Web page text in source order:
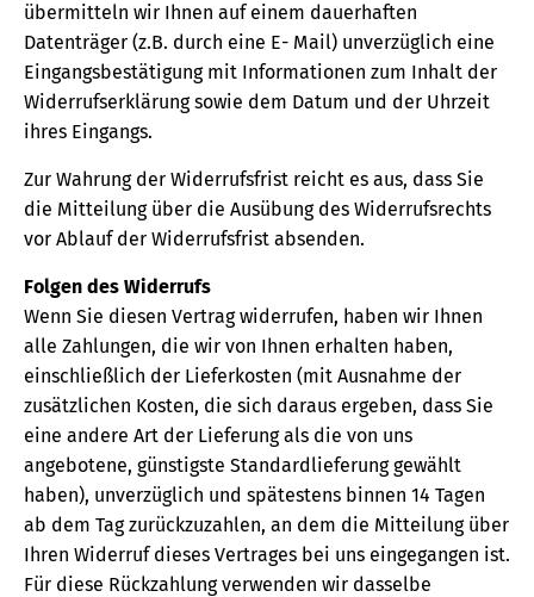
übermitteln wir Ihnen auf einem dauerhaften
Datenträger (z.B. durch eine E- Mail) unverzüglich eine
Eingangsbestätigung mit Informationen zum Inhalt der
Widerrufserklärung sowie dem Datum und der Uhrzeit
ihres Eingangs.
Zur Wahrung der Widerrufsfrist reicht es aus, dass Sie
die Mitteilung über die Ausübung des Widerrufsrechts
vor Ablauf der Widerrufsfrist absenden.
Folgen des Widerrufs
Wenn Sie diesen Vertrag widerrufen, haben wir Ihnen
alle Zahlungen, die wir von Ihnen erhalten haben,
einschließlich der Lieferkosten (mit Ausnahme der
zusätzlichen Kosten, die sich daraus ergeben, dass Sie
eine andere Art der Lieferung als die von uns
angebotene, günstigste Standardlieferung gewählt
haben), unverzüglich und spätestens binnen 14 Tagen
ab dem Tag zurückzuzahlen, an dem die Mitteilung über
Ihren Widerruf dieses Vertrages bei uns eingegangen ist.
Für diese Rückzahlung verwenden wir dasselbe